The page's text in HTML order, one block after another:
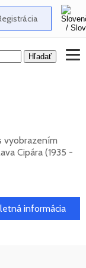
vyobrazením
Cipára (1935 -
informácia